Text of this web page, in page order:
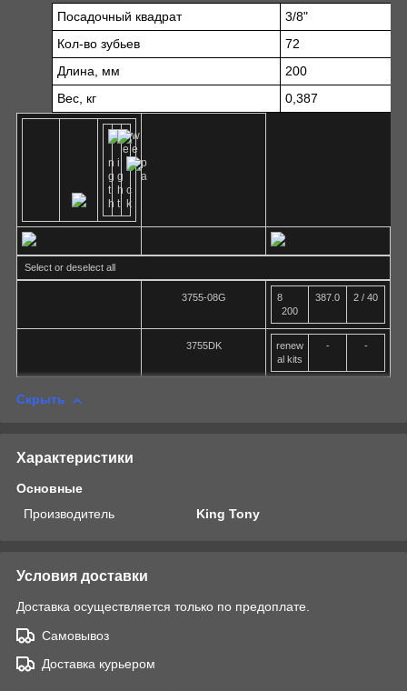
Посадочный квадрат
3/8"
Кол-во зубьев
72
Длина, мм
200
Вес, кг
0,387
Select or deselect all
3755-08G
8
200
387.0 2 / 40
3755DK
renew
al kits
- -
Скрыть
Характеристики
Основные
Производитель
King Tony
Условия доставки
Доставка осуществляется только по предоплате.
Самовывоз
Доставка курьером